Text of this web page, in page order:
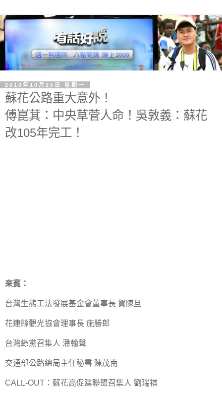
2010年10月25日 星期一
蘇花公路重大意外！
傅崑萁：中央草菅人命！吳敦義：蘇花
改105年完工！
來賓：
台灣生態工法發展基金會董事長 賀陳旦
花連縣觀光協會理事長 施勝郎
台灣綠黨召集人 潘翰聲
交通部公路總局主任秘書 陳茂南
CALL-OUT：蘇花高促建聯盟召集人 劉瑞祺